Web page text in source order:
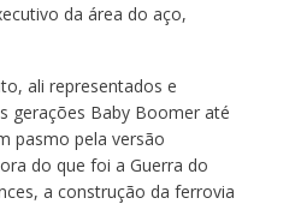
da área do aço,
ali representados e
gerações Baby Boomer até
pasmo pela versão
do que foi a Guerra do
a construção da ferrovia